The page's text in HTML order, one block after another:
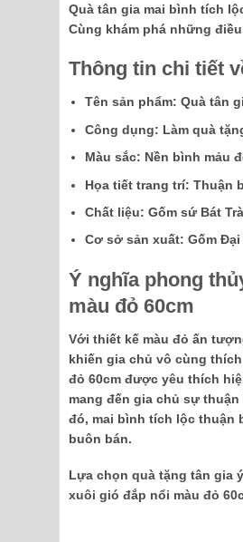
Quà tân gia mai bình tích
Cùng khám phá những
Thông tin chi tiết
Tên sản phẩm: Quà tân
Công dụng: Làm quà
Màu sắc: Nền bình mảu
Họa tiết trang trí: Thuận
Chất liệu: Gốm sứ Bát
Cơ sở sản xuất: Gốm Đại
Ý nghĩa phong
màu đỏ 60cm
Với thiết kế màu đỏ ấn
khiến gia chủ vô cùng
đỏ 60cm được yêu thích
mang đến gia chủ sự
đó, mai bình tích lộc thuận
buôn bán.
Lựa chọn quà tặng tân gia
xuôi gió đắp nổi màu đỏ